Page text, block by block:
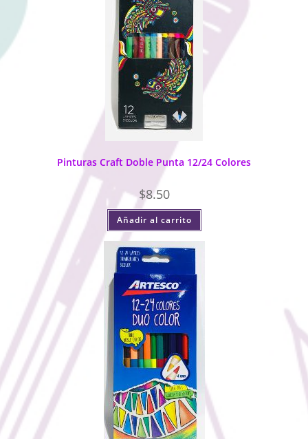
Pinturas Craft Doble Punta 12/24 Colores
$8.50
Añadir al carrito